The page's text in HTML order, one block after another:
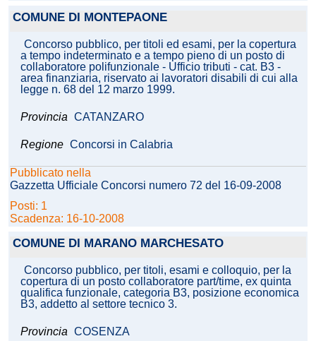
COMUNE DI MONTEPAONE
Concorso pubblico, per titoli ed esami, per la copertura
a tempo indeterminato e a tempo pieno di un posto di
collaboratore polifunzionale - Ufficio tributi - cat. B3 -
area finanziaria, riservato ai lavoratori disabili di cui alla
legge n. 68 del 12 marzo 1999.
Provincia CATANZARO
Regione Concorsi in Calabria
Pubblicato nella
Gazzetta Ufficiale Concorsi numero 72 del 16-09-2008
Posti: 1
Scadenza: 16-10-2008
COMUNE DI MARANO MARCHESATO
Concorso pubblico, per titoli, esami e colloquio, per la
copertura di un posto collaboratore part/time, ex quinta
qualifica funzionale, categoria B3, posizione economica
B3, addetto al settore tecnico 3.
Provincia COSENZA